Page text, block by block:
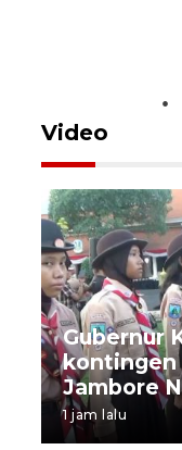
Video
Gubernur
kontingen
Jambore
1 jam lalu